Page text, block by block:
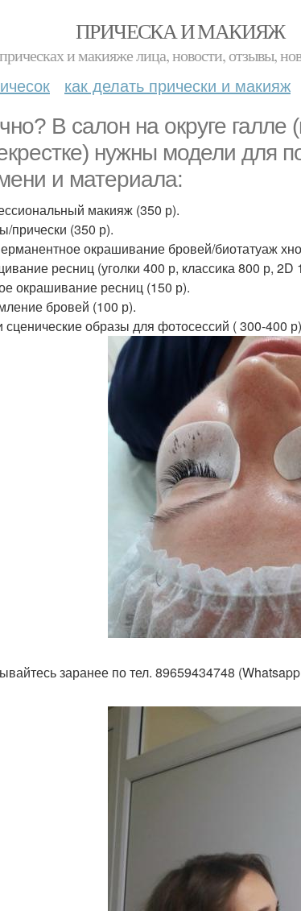
ПРИЧЕСКА И МАКИЯЖ
и макияже лица, новости, отзывы,
как делать прически и макияж
В салон на округе галле
нужны модели для
и материала:
макияж (350 р).
прически (350 р).
окрашивание бровей/биотатуаж
ресниц (уголки 400 р, классика 800 р, 2D
окрашивание ресниц (150 р).
бровей (100 р).
сценические образы для фотосессий ( 300-400
заранее по тел. 89659434748